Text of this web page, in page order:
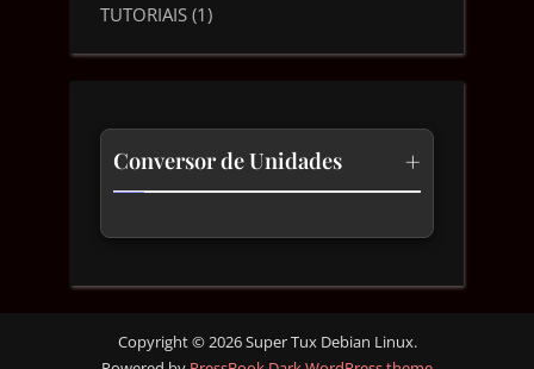
TUTORIAIS (1)
Conversor de Unidades +
Comprimento
Velocidade
Copyright © 2026 Super Tux Debian Linux.